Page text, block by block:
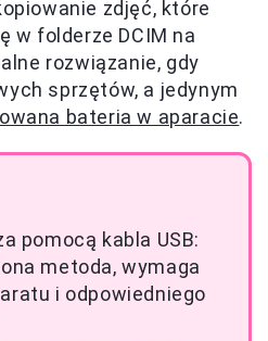
zdjęć, które
w folderze DCIM na
rozwiązanie, gdy
sprzętów, a jedynym
bateria w aparacie.
pomocą kabla USB:
metoda, wymaga
i odpowiedniego